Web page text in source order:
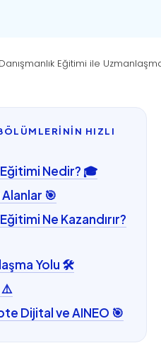
Eğitimi ile
HIZLI
Eğitimi Nedir? 🎓
🎯
Ne Kazandırır?
Yolu 🛠️
⚠️
Dijital ve AINEO 🎯